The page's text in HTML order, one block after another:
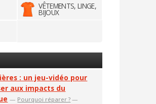
VÊTEMENTS, LINGE,
BIJOUX
: un jeu-vidéo pour
aux impacts du
— Pourquoi réparer ? —